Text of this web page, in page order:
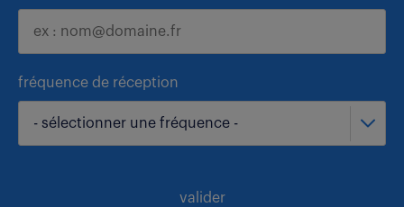
fréquence de réception
- sélectionner une fréquence -
valider